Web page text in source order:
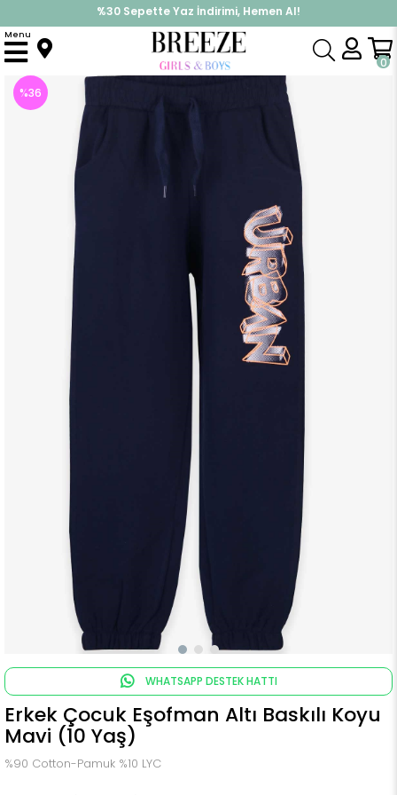
%30 Sepette Yaz İndirimi, Hemen Al!
İndirimlere ek %10 İndirimi Kap, Hemen Üye Ol!
0
Menu
Anasayfa Alt Giyim Eşofman Altı Erkek Çocuk Eşofman Altı Baskılı Koyu Mavi (10 Yaş)
%36
WHATSAPP DESTEK HATTI
Erkek Çocuk Eşofman Altı Baskılı Koyu
Mavi (10 Yaş)
%90 Cotton-Pamuk %10 LYC